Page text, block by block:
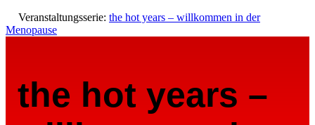
Veranstaltungsserie: the hot years – willkommen in der
Menopause
the hot years –